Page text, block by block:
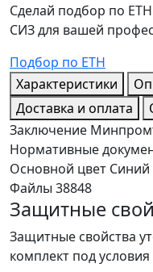
Сделай подбор по
СИЗ для вашей
Подбор по ЕТН
Характеристики
Доставка и оплата
Заключение
Нормативные
Основной цвет Синий
Файлы 38848
Защитные
Защитные свойства
комплект под условия